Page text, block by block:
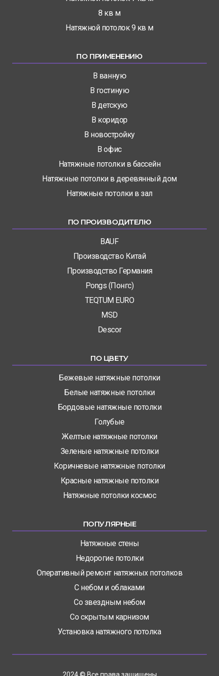
8 кв м
Натяжной потолок 9 кв м
ПО ПРИМЕНЕНИЮ
В ванную
В гостиную
В детскую
В коридор
В новостройку
В офис
Натяжные потолки в бассейн
Натяжные потолки в деревянный дом
Натяжные потолки в зал
ПО ПРОИЗВОДИТЕЛЮ
BAUF
Производство Китай
Производство Германия
Pongs (Понгс)
TEQTUM EURO
MSD
Descor
ПО ЦВЕТУ
Бежевые натяжные потолки
Белые натяжные потолки
Бордовые натяжные потолки
Голубые
Желтые натяжные потолки
Зеленые натяжные потолки
Коричневые натяжные потолки
Красные натяжные потолки
Натяжные потолки космос
ПОПУЛЯРНЫЕ
Натяжные стены
Недорогие потолки
Оперативный ремонт натяжных потолков
С небом и облаками
Со звездным небом
Со скрытым карнизом
Установка натяжного потолка